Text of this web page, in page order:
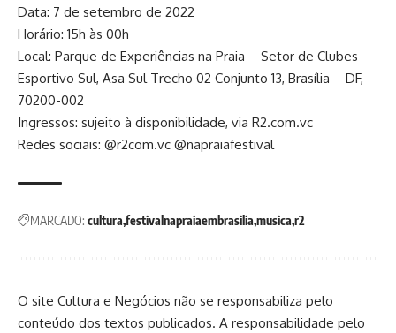
Data: 7 de setembro de 2022
Horário: 15h às 00h
Local: Parque de Experiências na Praia – Setor de Clubes
Esportivo Sul, Asa Sul Trecho 02 Conjunto 13, Brasília – DF,
70200-002
Ingressos: sujeito à disponibilidade, via R2.com.vc
Redes sociais: @r2com.vc @napraiafestival
MARCADO: cultura festivalnapraiaembrasilia musica r2
O site Cultura e Negócios não se responsabiliza pelo
conteúdo dos textos publicados. A responsabilidade pelo